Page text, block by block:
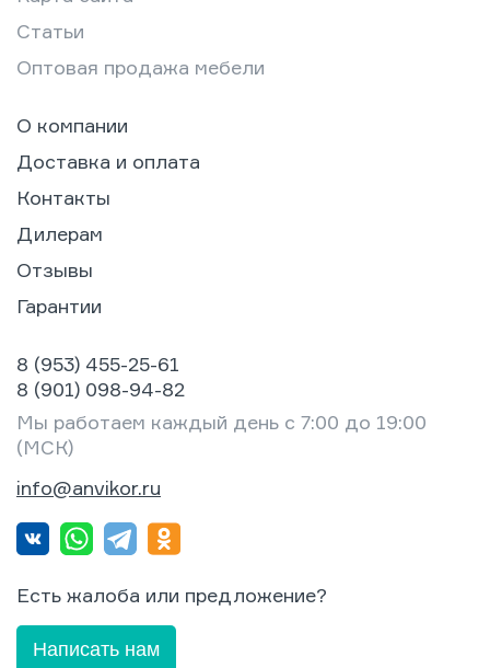
Статьи
Оптовая продажа мебели
О компании
Доставка и оплата
Контакты
Дилерам
Отзывы
Гарантии
8 (953) 455-25-61
8 (901) 098-94-82
Мы работаем каждый день с 7:00 до 19:00
(МСК)
info@anvikor.ru
Есть жалоба или предложение?
Написать нам